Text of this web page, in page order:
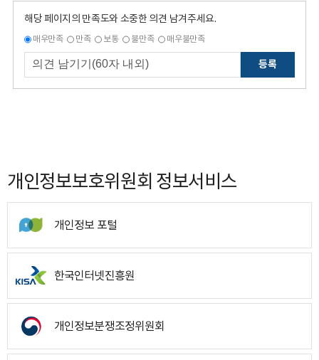
해당 페이지의 만족도와 소중한 의견 남겨주세요.
매우만족 만족 보통 불만족 매우불만족
등록
개인정보보호위원회 정보서비스
개인정보 포털
한국인터넷진흥원
개인정보분쟁조정위원회